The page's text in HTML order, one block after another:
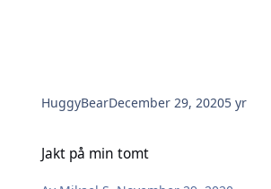
HuggyBearDecember 29, 20205 yr
Jakt på min tomt